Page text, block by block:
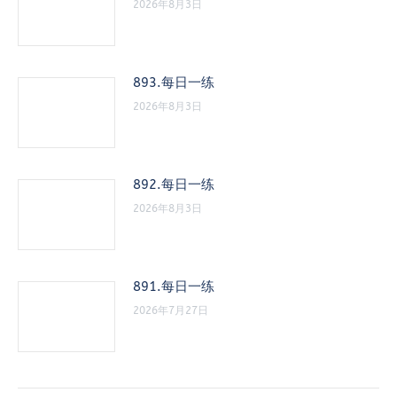
2026年8月3日
893.每日一练
2026年8月3日
892.每日一练
2026年8月3日
891.每日一练
2026年7月27日